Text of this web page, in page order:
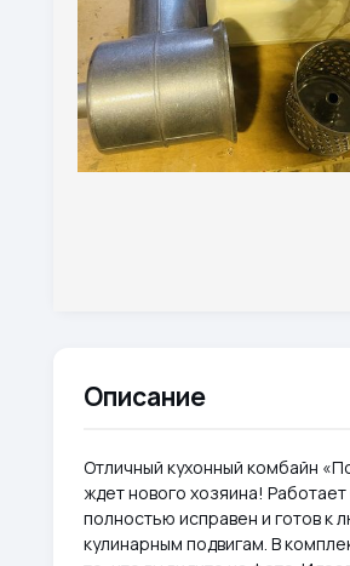
Описание
Отличный кухонный комбайн
ждет нового хозяина!
полностью исправен и готов к
кулинарным подвигам. В